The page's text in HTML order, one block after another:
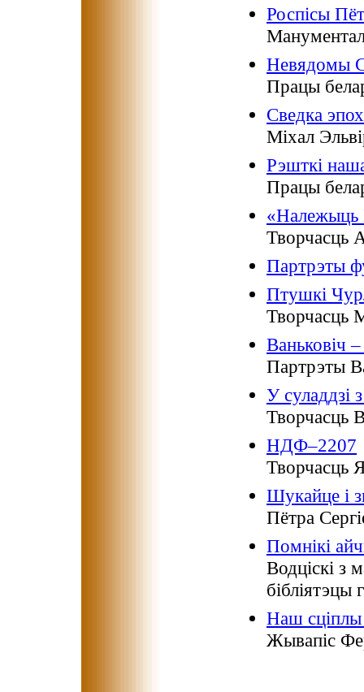
Роспісы
Невядомы
Працы
Сведка
Міхал
Рэшткі
Працы
«Належыць
Творчасць
Партрэты
Птушкі
Творчасць
Ваньковіч
Партрэты
У суладдзі
Творчасць
НДФ–2207
Творчасць
Шукайце і
Пётра
Помнікі
Водціскі з
бібліятэцы
Наш сціплы
Жывапіс